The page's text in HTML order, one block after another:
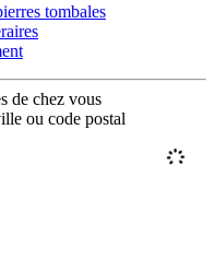
tombales
de chez vous
ou code postal